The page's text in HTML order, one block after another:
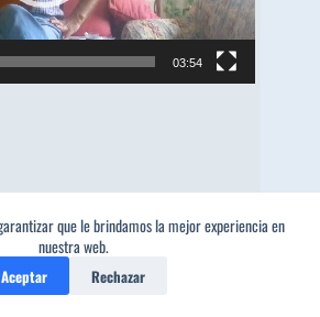
que le brindamos la mejor experiencia en
nuestra web.
Aceptar Rechazar
03:54